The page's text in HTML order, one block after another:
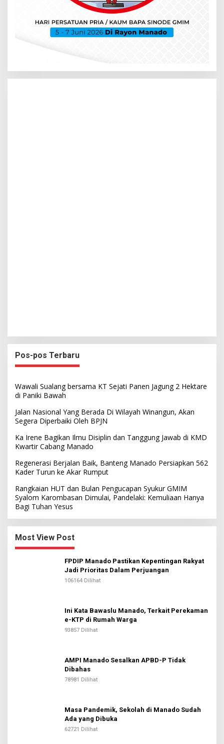
Pos-pos Terbaru
Wawali Sualang bersama KT Sejati Panen Jagung 2 Hektare
di Paniki Bawah
Jalan Nasional Yang Berada Di Wilayah Winangun, Akan
Segera Diperbaiki Oleh BPJN
Ka Irene Bagikan Ilmu Disiplin dan Tanggung Jawab di KMD
Kwartir Cabang Manado
Regenerasi Berjalan Baik, Banteng Manado Persiapkan 562
Kader Turun ke Akar Rumput
Rangkaian HUT dan Bulan Pengucapan Syukur GMIM
Syalom Karombasan Dimulai, Pandelaki: Kemuliaan Hanya
Bagi Tuhan Yesus
Most View Post
FPDIP Manado Pastikan Kepentingan Rakyat
Jadi Prioritas Dalam Perjuangan
106164 Dilihat
Ini Kata Bawaslu Manado, Terkait Perekaman
e-KTP di Rumah Warga
93857 Dilihat
AMPI Manado Sesalkan APBD-P Tidak
Dibahas
78981 Dilihat
Masa Pandemik, Sekolah di Manado Sudah
Ada yang Dibuka
62721 Dilihat